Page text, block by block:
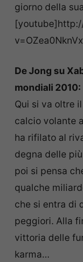
giorno della
De Jong su
mondiali 2010:
Qui si va oltre
calcio volante
ha rifilato al
degna delle
poi si pensa
qualche
che si entra di
peggiori. Alla
vittoria delle
karma…